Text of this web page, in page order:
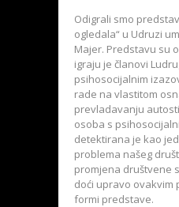
Odigrali smo
ogledala“ u Udruzi
Majer. Predstavu su
igraju je članovi
psihosocijalnim
rade na vlastitom
prevladavanju
osoba s
detektirana je kao
problema našeg
promjena društvene
doći upravo ovakvim
formi predstave.